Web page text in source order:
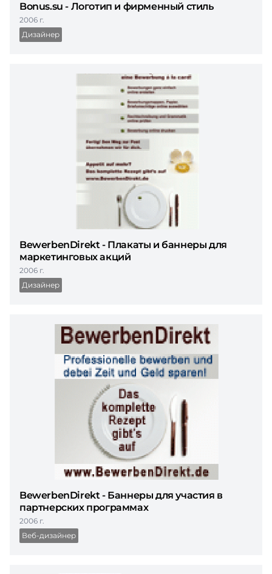
Bonus.su - Логотип и фирменный стиль
2006 г.
Дизайнер
BewerbenDirekt - Плакаты и баннеры для
маркетинговых акций
2006 г.
Дизайнер
BewerbenDirekt - Баннеры для участия в
партнерских программах
2006 г.
Веб-дизайнер